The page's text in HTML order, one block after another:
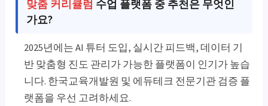
맞춤 커리큘럼 수업 플랫폼 중 추천은 무엇인
가요?
2025년에는 AI 튜터 도입, 실시간 피드백, 데이터 기
반 맞춤형 진도 관리가 가능한 플랫폼이 인기가 높습
니다. 한국교육개발원 및 에듀테크 전문기관 검증 플
랫폼을 우선 고려하세요.